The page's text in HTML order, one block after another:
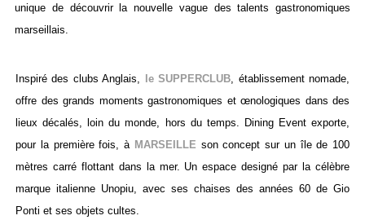
unique de découvrir la nouvelle vague des talents gastronomiques
marseillais.
Inspiré des clubs Anglais, le SUPPERCLUB , établissement nomade,
offre des grands moments gastronomiques et œnologiques dans des
lieux décalés, loin du monde, hors du temps. Dining Event exporte,
pour la première fois, à MARSEILLE son concept sur un île de 100
mètres carré flottant dans la mer. Un espace designé par la célèbre
marque italienne Unopiu, avec ses chaises des années 60 de Gio
Ponti et ses objets cultes.